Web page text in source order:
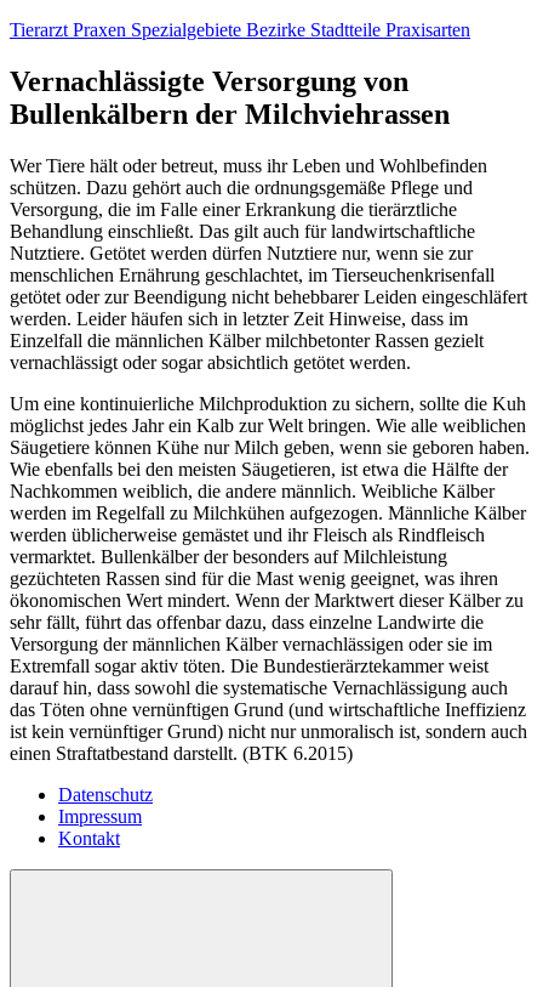
Tierarzt Praxen Spezialgebiete Bezirke Stadtteile Praxisarten
Vernachlässigte Versorgung von
Bullenkälbern der Milchviehrassen
Wer Tiere hält oder betreut, muss ihr Leben und Wohlbefinden
schützen. Dazu gehört auch die ordnungsgemäße Pflege und
Versorgung, die im Falle einer Erkrankung die tierärztliche
Behandlung einschließt. Das gilt auch für landwirtschaftliche
Nutztiere. Getötet werden dürfen Nutztiere nur, wenn sie zur
menschlichen Ernährung geschlachtet, im Tierseuchenkrisenfall
getötet oder zur Beendigung nicht behebbarer Leiden eingeschläfert
werden. Leider häufen sich in letzter Zeit Hinweise, dass im
Einzelfall die männlichen Kälber milchbetonter Rassen gezielt
vernachlässigt oder sogar absichtlich getötet werden.
Um eine kontinuierliche Milchproduktion zu sichern, sollte die Kuh
möglichst jedes Jahr ein Kalb zur Welt bringen. Wie alle weiblichen
Säugetiere können Kühe nur Milch geben, wenn sie geboren haben.
Wie ebenfalls bei den meisten Säugetieren, ist etwa die Hälfte der
Nachkommen weiblich, die andere männlich. Weibliche Kälber
werden im Regelfall zu Milchkühen aufgezogen. Männliche Kälber
werden üblicherweise gemästet und ihr Fleisch als Rindfleisch
vermarktet. Bullenkälber der besonders auf Milchleistung
gezüchteten Rassen sind für die Mast wenig geeignet, was ihren
ökonomischen Wert mindert. Wenn der Marktwert dieser Kälber zu
sehr fällt, führt das offenbar dazu, dass einzelne Landwirte die
Versorgung der männlichen Kälber vernachlässigen oder sie im
Extremfall sogar aktiv töten. Die Bundestierärztekammer weist
darauf hin, dass sowohl die systematische Vernachlässigung auch
das Töten ohne vernünftigen Grund (und wirtschaftliche Ineffizienz
ist kein vernünftiger Grund) nicht nur unmoralisch ist, sondern auch
einen Straftatbestand darstellt. (BTK 6.2015)
Datenschutz
Impressum
Kontakt